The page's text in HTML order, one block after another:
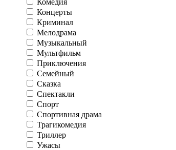
Концерты
Криминал
Мелодрама
Музыкальный
Мультфильм
Приключения
Семейный
Сказка
Спектакли
Спорт
Спортивная драма
Трагикомедия
Триллер
Ужасы